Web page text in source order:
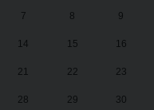
7 8 9
14 15 16
21 22 23
28 29 30